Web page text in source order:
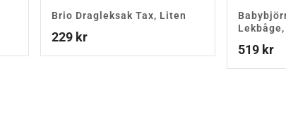
Brio Dragleksak Tax, Liten
229 kr
519 kr